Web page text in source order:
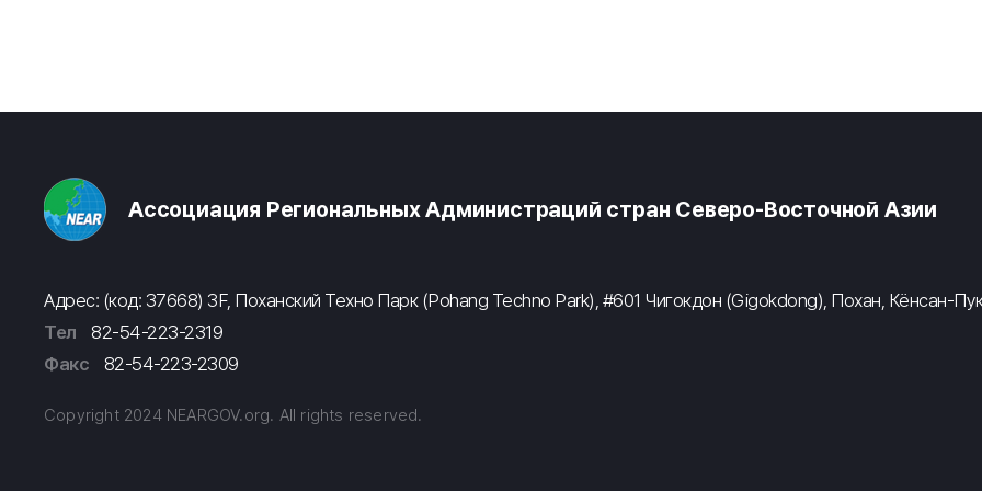
Ассоциация Региональных Администраций стран Северо-Восточной Азии
Адрес: (код: 37668) 3F, Поханский Техно Парк (Pohang Techno Park), #601 Чигокдон (Gigokdong), Похан, Кёнсан-
Тел
82-54-223-2319
Факс
82-54-223-2309
Copyright 2024 NEARGOV.org. All rights reserved.